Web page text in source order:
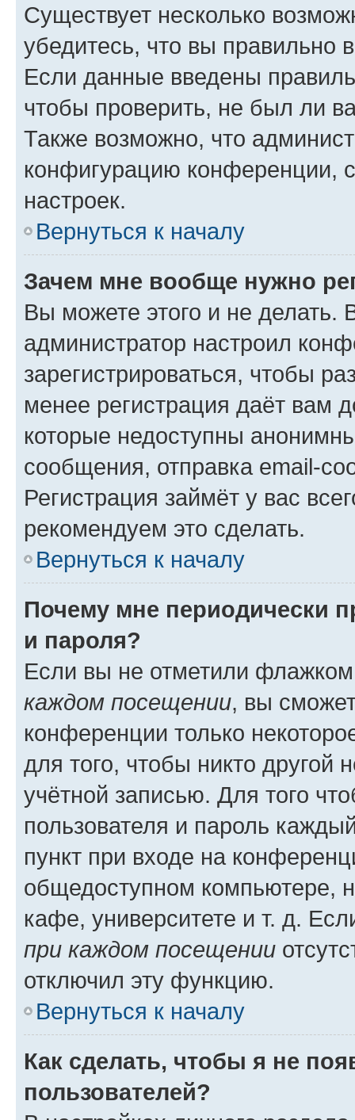
Существует несколько
убедитесь, что вы правильно
Если данные введены
чтобы проверить, не был ли
Также возможно, что
конфигурацию конференции,
настроек.
Вернуться к началу
Зачем мне вообще нужно
Вы можете этого и не делать.
администратор настроил
зарегистрироваться, чтобы
менее регистрация даёт вам
которые недоступны
сообщения, отправка email-
Регистрация займёт у вас
рекомендуем это сделать.
Вернуться к началу
Почему мне периодически
и пароля?
Если вы не отметили
каждом посещении, вы
конференции только
для того, чтобы никто другой
учётной записью. Для того
пользователя и пароль
пункт при входе на
общедоступном компьютере,
кафе, университете и т. д.
при каждом посещении
отключил эту функцию.
Вернуться к началу
Как сделать, чтобы я не
пользователей?